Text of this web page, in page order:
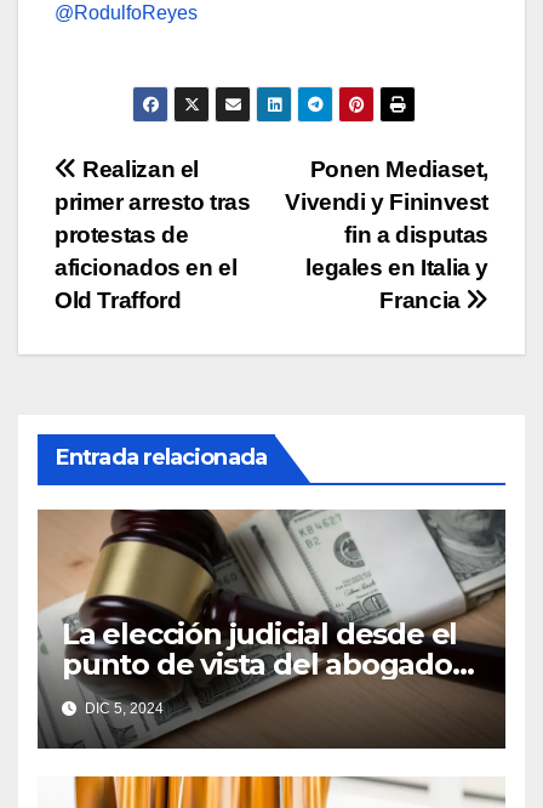
@RodulfoReyes
Navegación
de
entradas
Ponen Mediaset,
Vivendi y Fininvest
fin a disputas
legales en Italia y
Francia
Realizan el
primer arresto tras
protestas de
aficionados en el
Old Trafford
Entrada relacionada
La elección judicial desde el
punto de vista del abogado
Edgar Galindo Macedo
DIC 5, 2024